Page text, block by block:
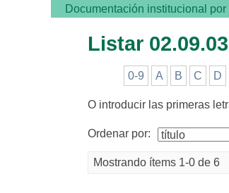
Documentación institucional por
Listar
0-9 A B C D
O introducir las primeras
Ordenar por:
Mostrando ítems 1-0 de 6